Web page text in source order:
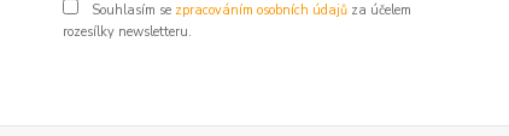
Souhlasím se zpracováním osobních údajů za účelem
rozesílky newsletteru.